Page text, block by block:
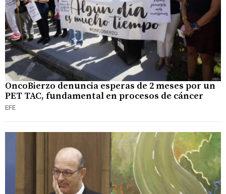
OncoBierzo denuncia esperas de 2 meses por un
PET TAC, fundamental en procesos de cáncer
EFE